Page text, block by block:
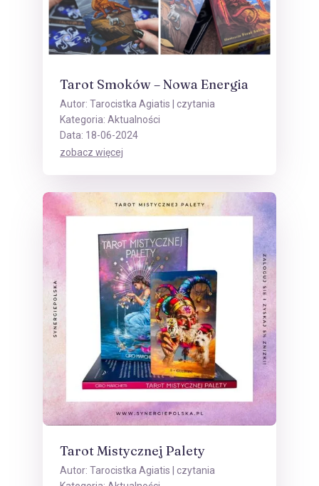
Tarot Smoków – Nowa Energia
Autor: Tarocistka Agiatis | czytania
Kategoria: Aktualności
Data: 18-06-2024
zobacz więcej
Tarot Mistycznej Palety
Autor: Tarocistka Agiatis | czytania